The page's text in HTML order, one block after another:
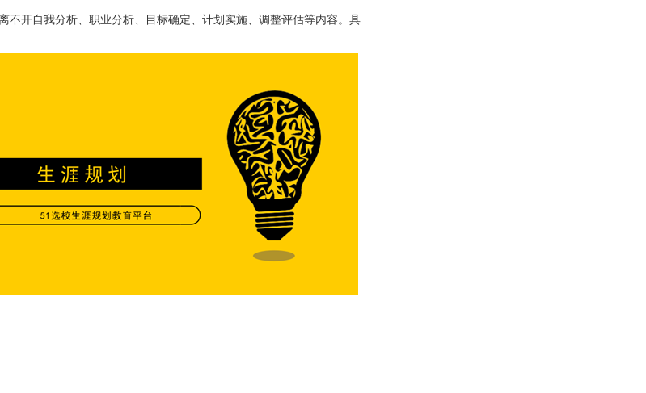
不开自我分析、职业分析、目标确定、计划实施、调整评估等内容。具